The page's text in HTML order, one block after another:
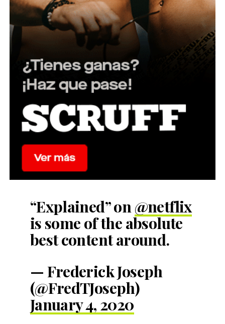
“Explained” on @netflix
is some of the absolute
best content around.
— Frederick Joseph
(@FredTJoseph)
January 4, 2020